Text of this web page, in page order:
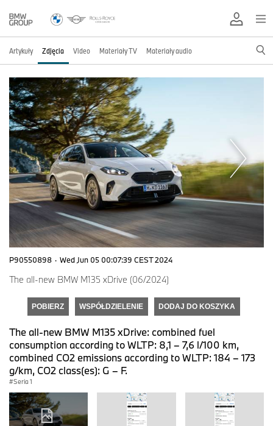
Artykuły Zdjęcia Video Materiały TV Materiały audio
P90550898 · Wed Jun 05 00:07:39 CEST 2024
The all-new BMW M135 xDrive (06/2024)
POBIERZ WSPÓŁDZIELENIE DODAJ DO KOSZYKA
The all-new BMW M135 xDrive: combined fuel
consumption according to WLTP: 8,1 – 7,6 l/100 km,
combined CO2 emissions according to WLTP: 184 – 173
g/km, CO2 class(es): G – F.
Seria 1